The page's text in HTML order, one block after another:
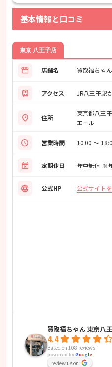
基本情報と口コミ
東京 八王子店
storefront 店舗名 買取福ちゃ
train アクセス JR八王子駅
location_on 住所
東京都八王
エール
schedule 営業時間 10:00 ～
event_busy 定期休日 年中無休 ※
language 公式HP 公式サイト
買取福ちゃん 東京八
4.4
Based on 108 reviews
powered byGoogle
review us on